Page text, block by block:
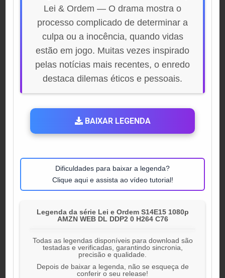
Lei & Ordem — O drama mostra o
processo complicado de determinar a
culpa ou a inocência, quando vidas
estão em jogo. Muitas vezes inspirado
pelas notícias mais recentes, o enredo
destaca dilemas éticos e pessoais.
BAIXAR LEGENDA
Dificuldades para baixar a legenda?
Clique aqui e assista ao vídeo tutorial!
Legenda da série Lei e Ordem S14E15 1080p
AMZN WEB DL DDP2 0 H264 C76
Todas as legendas disponíveis para download são
testadas e verificadas, garantindo sincronia,
precisão e qualidade.
Depois de baixar a legenda, não se esqueça de
conferir o seu release!